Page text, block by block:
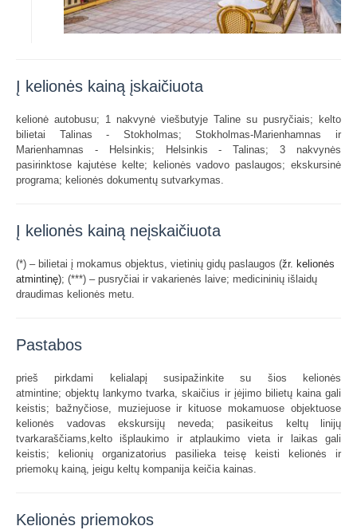
Į kelionės kainą įskaičiuota
kelionė autobusu; 1 nakvynė viešbutyje Taline su pusryčiais; kelto
bilietai Talinas - Stokholmas; Stokholmas-Marienhamnas ir
Marienhamnas - Helsinkis; Helsinkis - Talinas; 3 nakvynės
pasirinktose kajutėse kelte; kelionės vadovo paslaugos; ekskursinė
programa; kelionės dokumentų sutvarkymas.
Į kelionės kainą neįskaičiuota
(*) – bilietai į mokamus objektus, vietinių gidų paslaugos (žr. kelionės
atmintinę); (***) – pusryčiai ir vakarienės laive; medicininių išlaidų
draudimas kelionės metu.
Pastabos
prieš pirkdami kelialapį susipažinkite su šios kelionės
atmintine; objektų lankymo tvarka, skaičius ir įėjimo bilietų kaina gali
keistis; bažnyčiose, muziejuose ir kituose mokamuose objektuose
kelionės vadovas ekskursijų neveda; pasikeitus keltų linijų
tvarkaraščiams,kelto išplaukimo ir atplaukimo vieta ir laikas gali
keistis; kelionių organizatorius pasilieka teisę keisti kelionės ir
priemokų kainą, jeigu keltų kompanija keičia kainas.
Kelionės priemokos